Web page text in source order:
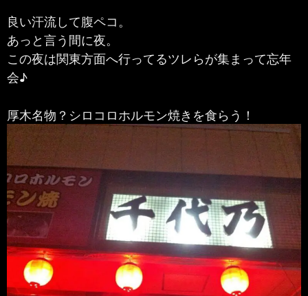
良い汗流して腹ペコ。
あっと言う間に夜。
この夜は関東方面へ行ってるツレらが集まって忘年
会♪
厚木名物？シロコロホルモン焼きを食らう！